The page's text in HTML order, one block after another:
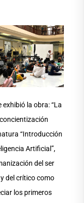
la obra: “La
“Introducción
Artificial”,
del ser
del crítico como
los primeros